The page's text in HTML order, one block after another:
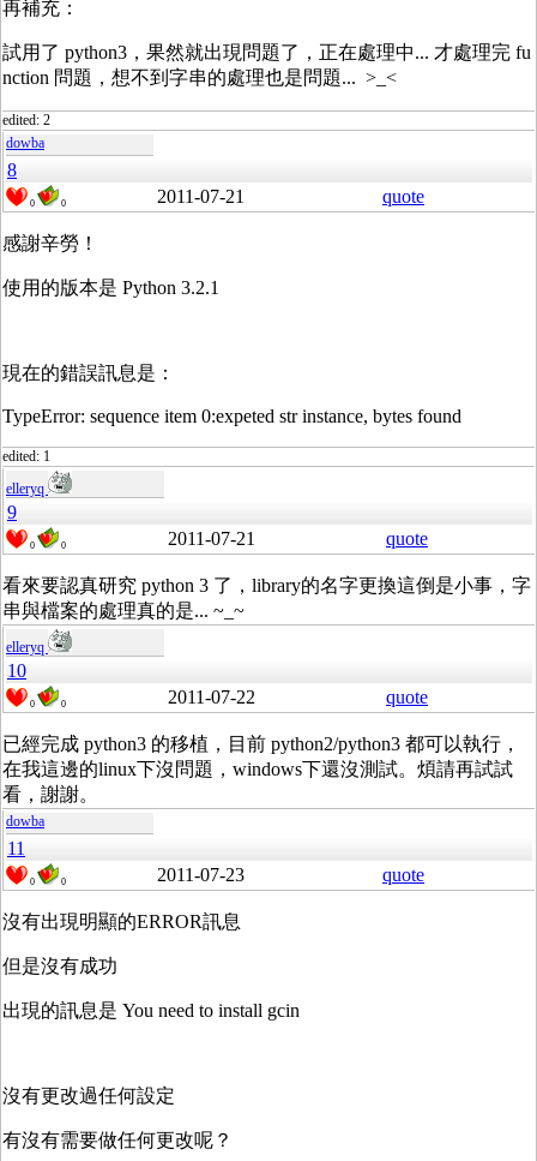
再補充：
試用了 python3，果然就出現問題了，正在處理中... 才處理完 fu
nction 問題，想不到字串的處理也是問題... >_<
edited: 2
dowba
8
0 0 2011-07-21 quote
感謝辛勞！
使用的版本是 Python 3.2.1
現在的錯誤訊息是：
TypeError: sequence item 0:expeted str instance, bytes found
edited: 1
elleryq
9
0 0 2011-07-21 quote
看來要認真研究 python 3 了，library的名字更換這倒是小事，字
串與檔案的處理真的是... ~_~
elleryq
10
0 0 2011-07-22 quote
已經完成 python3 的移植，目前 python2/python3 都可以執行，
在我這邊的linux下沒問題，windows下還沒測試。煩請再試試
看，謝謝。
dowba
11
0 0 2011-07-23 quote
沒有出現明顯的ERROR訊息
但是沒有成功
出現的訊息是 You need to install gcin
沒有更改過任何設定
有沒有需要做任何更改呢？